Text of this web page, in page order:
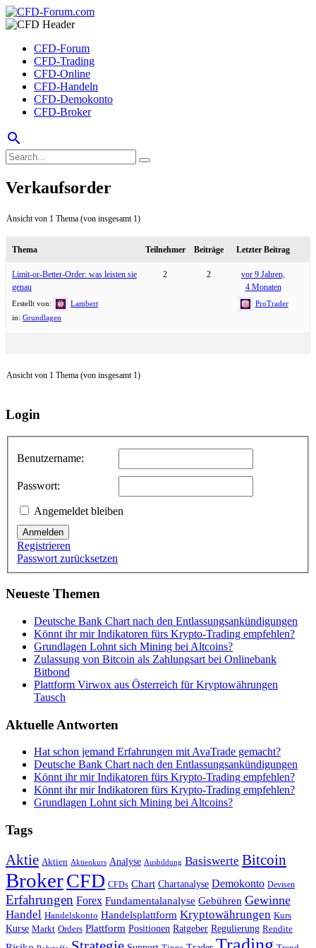
CFD-Forum
CFD-Trading
CFD-Online
CFD-Handeln
CFD-Demokonto
CFD-Broker
search
Verkaufsorder
Ansicht von 1 Thema (von insgesamt 1)
Thema Teilnehmer Beiträge Letzter Beitrag
Limit-or-Better-Order: was leisten sie
genau
Erstellt von:
Lambert
in: Grundlagen
2 2
vor 9 Jahren,
4 Monaten
ProTrader
Ansicht von 1 Thema (von insgesamt 1)
Login
Benutzername:
Passwort:
Angemeldet bleiben
Anmelden
Registrieren
Passwort zurücksetzen
Neueste Themen
Deutsche Bank Chart nach den Entlassungsankündigungen
Könnt ihr mir Indikatoren fürs Krypto-Trading empfehlen?
Grundlagen Lohnt sich Mining bei Altcoins?
Zulassung von Bitcoin als Zahlungsart bei Onlinebank
Bitbond
Plattform Virwox aus Österreich für Kryptowährungen
Tausch
Aktuelle Antworten
Hat schon jemand Erfahrungen mit AvaTrade gemacht?
Deutsche Bank Chart nach den Entlassungsankündigungen
Könnt ihr mir Indikatoren fürs Krypto-Trading empfehlen?
Könnt ihr mir Indikatoren fürs Krypto-Trading empfehlen?
Grundlagen Lohnt sich Mining bei Altcoins?
Tags
Aktie Aktien Aktienkurs Analyse Ausbildung Basiswerte Bitcoin
BrokerCFD CFDs Chart Chartanalyse Demokonto Devisen
Erfahrungen Forex Fundamentalanalyse Gebühren Gewinne
Handel Handelskonto Handelsplattform Kryptowährungen Kurs
Kurse Markt Orders Plattform Positionen Ratgeber Regulierung Rendite